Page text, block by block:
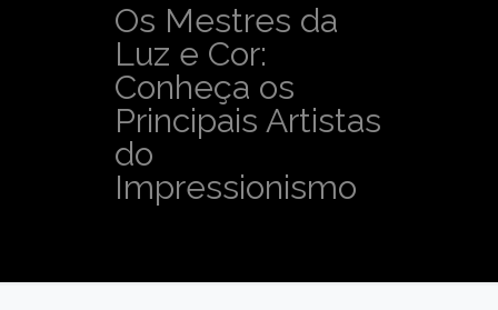
Os Mestres da
Luz e Cor:
Conheça os
Principais Artistas
do
Impressionismo